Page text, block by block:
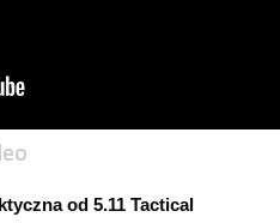
od 5.11 Tactical